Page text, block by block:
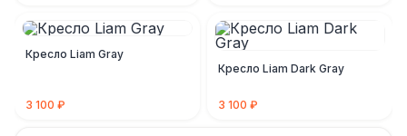
Кресло Liam Gray
3 100 ₽
Кресло Liam Dark Gray
3 100 ₽